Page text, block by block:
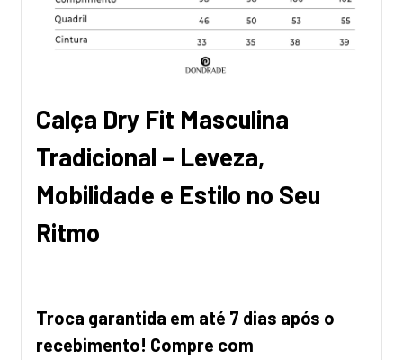
Calça Dry Fit Masculina
Tradicional – Leveza,
Mobilidade e Estilo no Seu
Ritmo
Troca garantida em até 7 dias após o
recebimento! Compre com